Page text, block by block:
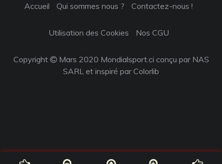
Accueil Qui sommes nous ? Contactez-nous !
Utilisation des Cookies Nos CGU
Copyright
Mars 2020 Mondialsport.ci conçu par NAS
SARL et inspiré parColorlib